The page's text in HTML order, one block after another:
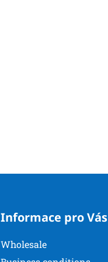
Informace pro Vás
Wholesale